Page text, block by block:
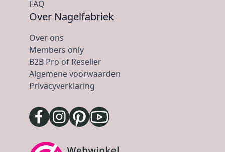
FAQ
Over Nagelfabriek
Over ons
Members only
B2B Pro of Reseller
Algemene voorwaarden
Privacyverklaring